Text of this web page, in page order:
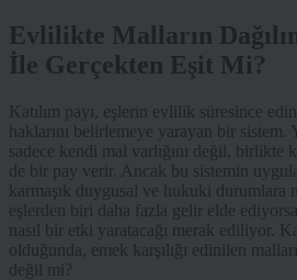
Evlilikte Malların
İle Gerçekten Eşit Mi?
Katılım payı, eşlerin evlilik süresince
haklarını belirlemeye yarayan bir
sadece kendi mal varlığını değil, birlikte
de bir pay verir. Ancak bu sistemin
karmaşık duygusal ve hukuki durumlara
eşlerden biri daha fazla gelir elde
nasıl bir etki yaratacağı merak ediliyor.
olduğunda, emek karşılığı edinilen
değil mi?